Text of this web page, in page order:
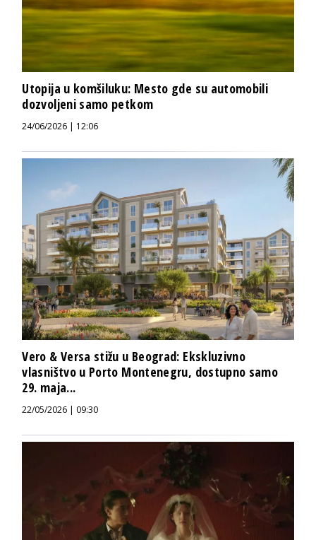
Utopija u komšiluku: Mesto gde su automobili
dozvoljeni samo petkom
24/06/2026 | 12:06
Vero & Versa stižu u Beograd: Ekskluzivno
vlasništvo u Porto Montenegru, dostupno samo
29. maja...
22/05/2026 | 09:30